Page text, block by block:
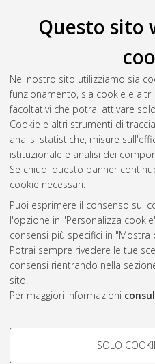
Questo sito
Nel nostro sito utilizziamo sia
funzionamento, sia cookie e
facoltativi che potrai attivare
Cookie e altri strumenti di
analisi statistiche, misure
istituzionale e analisi dei
Se chiudi questo banner
cookie necessari.
Puoi esprimere il consenso sui
l'opzione in "Personalizza
consensi più specifici in
Potrai sempre rivedere le tue
consensi rientrando nella
sito.
Per maggiori informazioni
COOKIE DI
SOLO
Source Projects. [Laurea
Corso di Studio inIngegneria
Cesena
Questa lista e' stata
Atom
Rss 1.0
Rss 2.0
AMS Laurea
Impostazioni Cookie
Informativa sulla privacy